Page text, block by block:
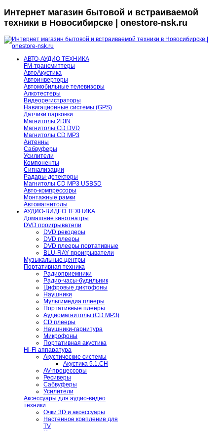
Интернет магазин бытовой и встраиваемой
техники в Новосибирске | onestore-nsk.ru
АВТО-АУДИО ТЕХНИКА
FM-трансмиттеры
АвтоАкустика
Автоинверторы
Автомобильные телевизоры
Алкотестеры
Видеорегистраторы
Навигационные системы (GPS)
Датчики парковки
Магнитолы 2DIN
Магнитолы CD DVD
Магнитолы CD MP3
Антенны
Сабвуферы
Усилители
Компоненты
Сигнализации
Радары-детекторы
Магнитолы CD MP3 USBSD
Авто-компрессоры
Монтажные рамки
Автомагнитолы
АУДИО-ВИДЕО ТЕХНИКА
Домашние кинотеатры
DVD проигрыватели
DVD рекодеры
DVD плееры
DVD плееры портативные
BLU-RAY проигрыватели
Музыкальные центры
Портативная техника
Радиоприемники
Радио-часы-будильник
Цифровые диктофоны
Наушники
Мультимедиа плееры
Портативные плееры
Аудиомагнитолы (CD МРЗ)
CD плееры
Наушники-гарнитура
Микрофоны
Портативная акустика
Hi-Fi аппаратура
Акустические системы
Акустика 5.1.CH
AV-процессоры
Ресиверы
Сабвуферы
Усилители
Аксессуары для аудио-видео
техники
Очки 3D и аксессуары
Настенное крепление для
TV